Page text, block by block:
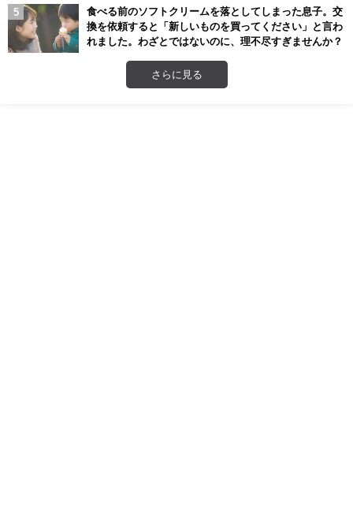
食べる前のソフトクリームを落としてしまった息子。交
換を依頼すると「新しいものを買ってください」と言わ
れました。わざとではないのに、理不尽すぎませんか？
さらに見る